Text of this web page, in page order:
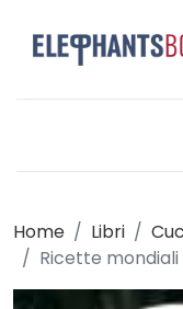
Home Libri
Ricette